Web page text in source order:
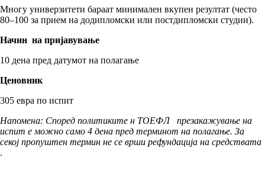
Многу универзитети бараат минимален вкупен резултат (често
80–100 за прием на додипломски или постдипломски студии).
Начин на пријавување
10 дена пред датумот на полагање
Ценовник
305 евра по испит
Напомена: Според политиките н ТОЕФЛ презакажување на
испит е можно само 4 дена пред терминот на полагање. За
секој пропуштен термин не се врши рефундација на средствата
.